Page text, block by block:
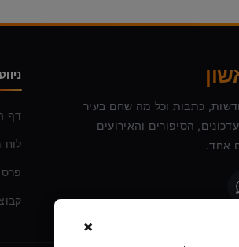
כתבות וכל מה שחם בעיר
הסיפורים והאירועים
אחד.
דף
לוח
×